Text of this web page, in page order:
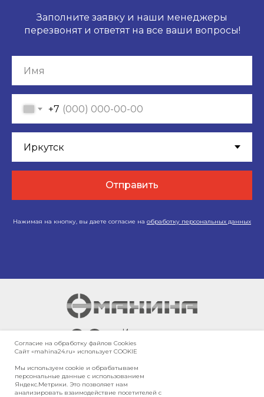
Заполните заявку и наши менеджеры
перезвонят и ответят на все ваши вопросы!
+7
Отправить
Нажимая на кнопку, вы даете согласие на обработку персональных данных
Согласие на обработку файлов Сookies
Сайт «mahina24.ru» использует COOKIE
Мы используем cookie и обрабатываем
персональные данные с использованием
Яндекс.Метрики. Это позволяет нам
анализировать взаимодействие посетителей с
г. Иркутск,
ул. Блюхера, стр.
30
Карта сайта